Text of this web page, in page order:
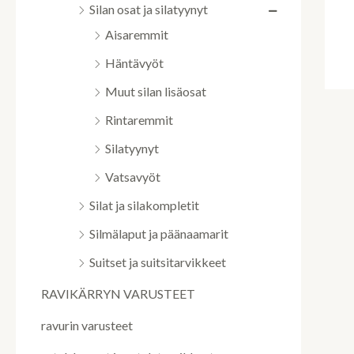
Silan osat ja silatyynyt
Aisaremmit
Häntävyöt
Muut silan lisäosat
Rintaremmit
Silatyynyt
Vatsavyöt
Silat ja silakompletit
Silmälaput ja päänaamarit
Suitset ja suitsitarvikkeet
RAVIKÄRRYN VARUSTEET
ravurin varusteet